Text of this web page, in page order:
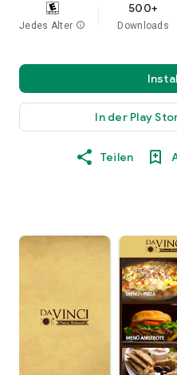
Jedes Alter info
500+
Downloads
In der Play
Teilen